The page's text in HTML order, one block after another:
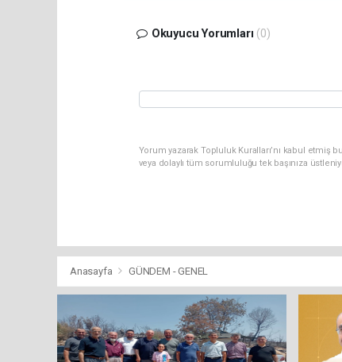
Okuyucu Yorumları (0)
Yorum yazarak Topluluk Kuralları’nı kabul
veya dolaylı tüm sorumluluğu tek başınıza
Anasayfa GÜNDEM - GENEL